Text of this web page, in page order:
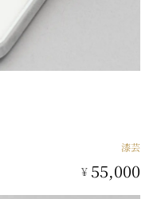
漆芸
¥ 55,000